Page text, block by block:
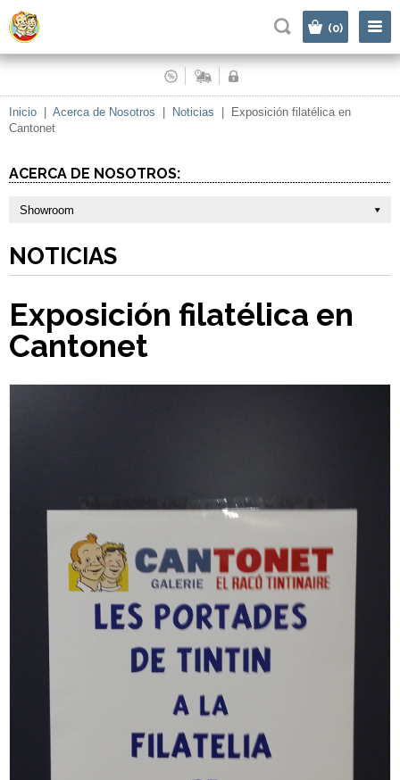
(0)
Inicio Acerca de Nosotros Noticias
Exposición filatélica en
Cantonet
ACERCA DE NOSOTROS:
Showroom
NOTICIAS
Exposición filatélica en
Cantonet